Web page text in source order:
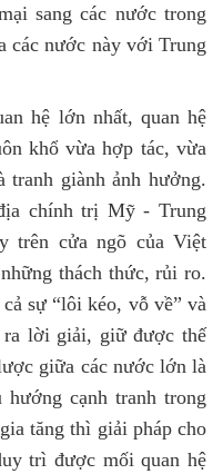
sang các nước trong
các nước này với Trung
hệ lớn nhất, quan hệ
khổ vừa hợp tác, vừa
giành ảnh hưởng.
chính trị Mỹ - Trung
trên cửa ngõ của Việt
thách thức, rủi ro.
sự “lôi kéo, vỗ về” và
ra lời giải, giữ được thế
giữa các nước lớn là
cạnh tranh trong
tăng thì giải pháp cho
trì được mối quan hệ